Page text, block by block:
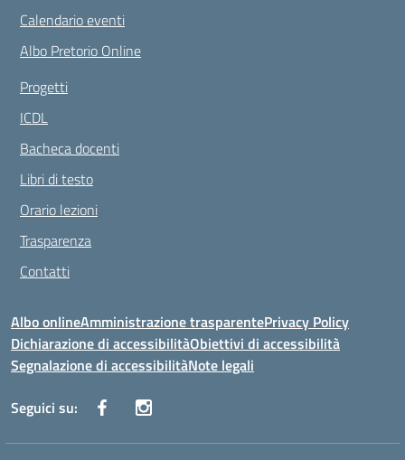
Calendario eventi
Albo Pretorio Online
Progetti
ICDL
Bacheca docenti
Libri di testo
Orario lezioni
Trasparenza
Contatti
Albo onlineAmministrazione trasparentePrivacy Policy
Dichiarazione di accessibilitàObiettivi di accessibilità
Segnalazione di accessibilitàNote legali
Seguici su: